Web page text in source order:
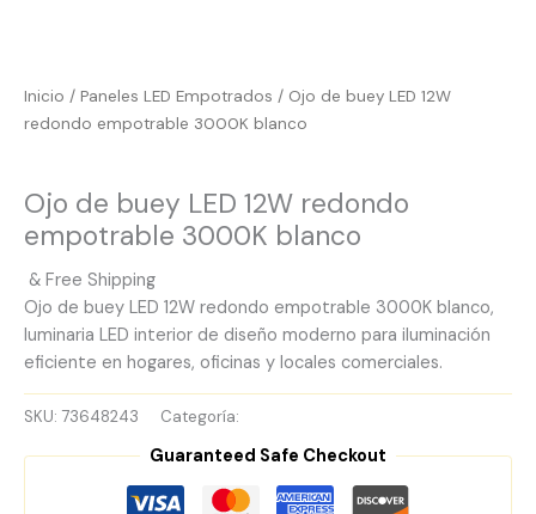
Inicio / Paneles LED Empotrados / Ojo de buey LED 12W
redondo empotrable 3000K blanco
Ojo de buey LED 12W redondo
empotrable 3000K blanco
& Free Shipping
Ojo de buey LED 12W redondo empotrable 3000K blanco,
luminaria LED interior de diseño moderno para iluminación
eficiente en hogares, oficinas y locales comerciales.
SKU: 73648243 Categoría:
Guaranteed Safe Checkout